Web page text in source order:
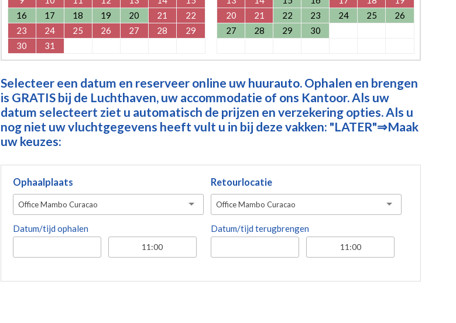
16
17 18 19 20 21
22
23
24 25 26 27 28
29
30
31
20
21 22 23 24 25
26
27
28 29 30
Selecteer een datum en reserveer online uw huurauto. Ophalen en brengen
is GRATIS bij de Luchthaven, uw accommodatie of ons Kantoor. Als uw
datum selecteert ziet u automatisch de prijzen en verzekering opties. Als u
nog niet uw vluchtgegevens heeft vult u in bij deze vakken: "LATER"⇒Maak
uw keuzes:
Ophaalplaats
Office Mambo Curacao
Datum/tijd ophalen
Retourlocatie
Office Mambo Curacao
Datum/tijd terugbrengen